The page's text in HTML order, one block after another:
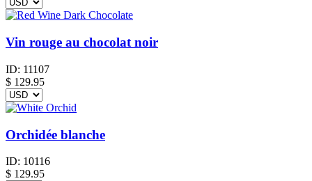
Vin rouge au chocolat noir
ID: 11107
$ 129.95
Orchidée blanche
ID: 10116
$ 129.95